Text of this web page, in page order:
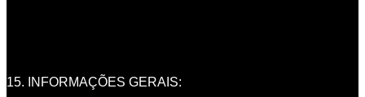
15. INFORMAÇÕES GERAIS: